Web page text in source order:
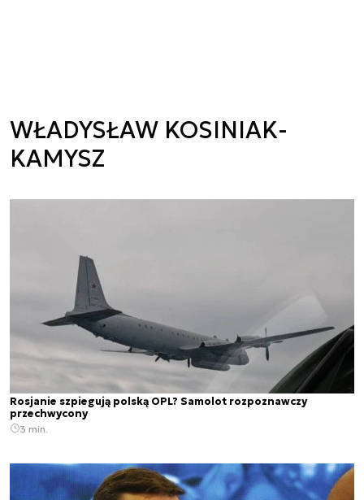
WŁADYSŁAW KOSINIAK-
KAMYSZ
Rosjanie szpiegują polską OPL? Samolot rozpoznawczy
przechwycony
3 min.